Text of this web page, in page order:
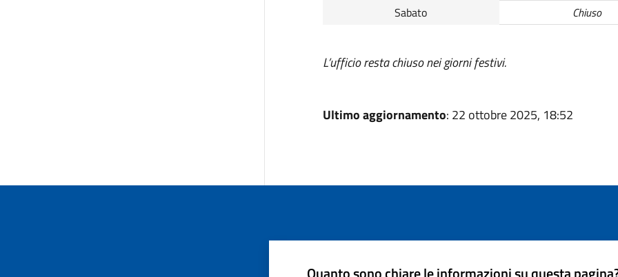
Sabato
Chiuso
L’ufficio resta chiuso nei giorni festivi.
Ultimo aggiornamento: 22 ottobre 2025, 18:52